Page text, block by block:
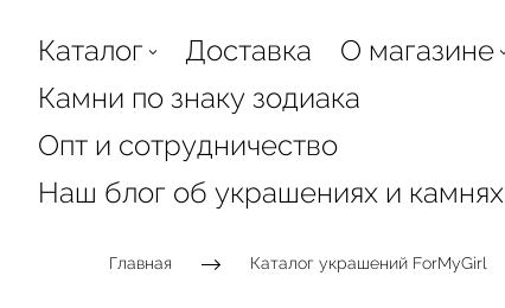
Каталог Доставка
О магазине
Камни по знаку зодиака
Опт и сотрудничество
Наш блог об украшениях и камнях
Главная Каталог украшений ForMyGirl